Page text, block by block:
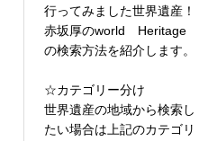
行ってみました世界遺産！
赤坂厚のworld Heritage
の検索方法を紹介します。
☆カテゴリー分け
世界遺産の地域から検索し
たい場合は上記のカテゴリ